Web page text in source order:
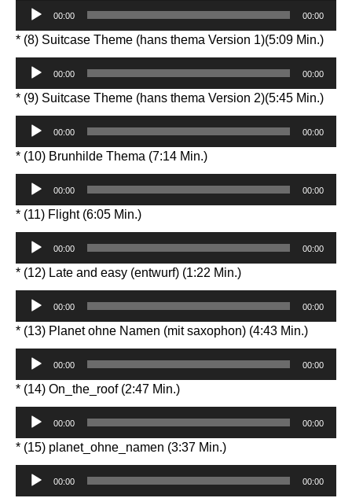
Audio-
00:00 00:00
* (8) Suitcase Theme (hans thema Version 1)(5:09 Min.)
Audio-
00:00 00:00
* (9) Suitcase Theme (hans thema Version 2)(5:45 Min.)
Audio-
00:00 00:00
* (10) Brunhilde Thema (7:14 Min.)
Audio-
00:00 00:00
* (11) Flight (6:05 Min.)
Audio-
00:00 00:00
* (12) Late and easy (entwurf) (1:22 Min.)
Audio-
00:00 00:00
* (13) Planet ohne Namen (mit saxophon) (4:43 Min.)
Audio-
00:00 00:00
* (14) On_the_roof (2:47 Min.)
Audio-
00:00 00:00
* (15) planet_ohne_namen (3:37 Min.)
Audio-
00:00 00:00